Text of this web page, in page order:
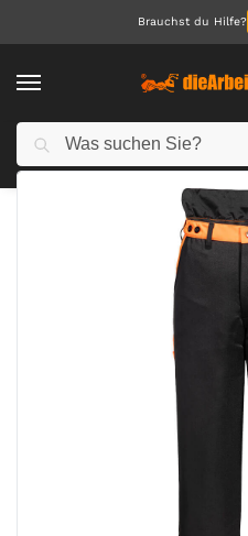
Brauchst du Hilfe?
Start Alle Produkte / Oak Bundhose